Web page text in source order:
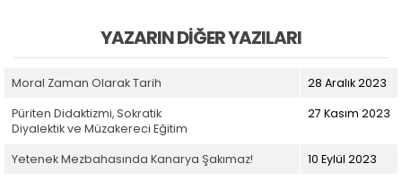
YAZARIN DIĞER YAZILARI
Moral Zaman Olarak Tarih
28 Aralık 2023
Püriten Didaktizmi, Sokratik
Diyalektik ve Müzakereci Eğitim
27 Kasım 2023
Yetenek Mezbahasında Kanarya Şakımaz!
10 Eylül 2023